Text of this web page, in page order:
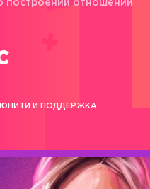
построении отношений
И ПОДДЕРЖКА